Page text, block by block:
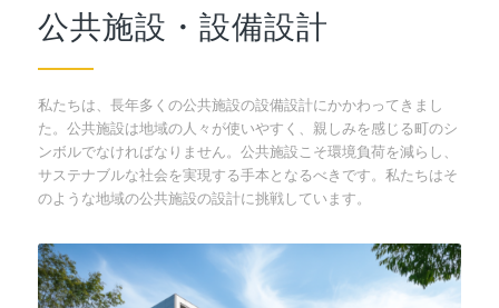
公共施設・設備設計
私たちは、長年多くの公共施設の設備設計にかかわってきまし
た。公共施設は地域の人々が使いやすく、親しみを感じる町のシ
ンボルでなければなりません。公共施設こそ環境負荷を減らし、
サステナブルな社会を実現する手本となるべきです。私たちはそ
のような地域の公共施設の設計に挑戦しています。